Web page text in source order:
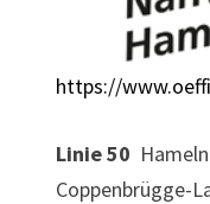
https://
Linie 50
Coppenbrügge-